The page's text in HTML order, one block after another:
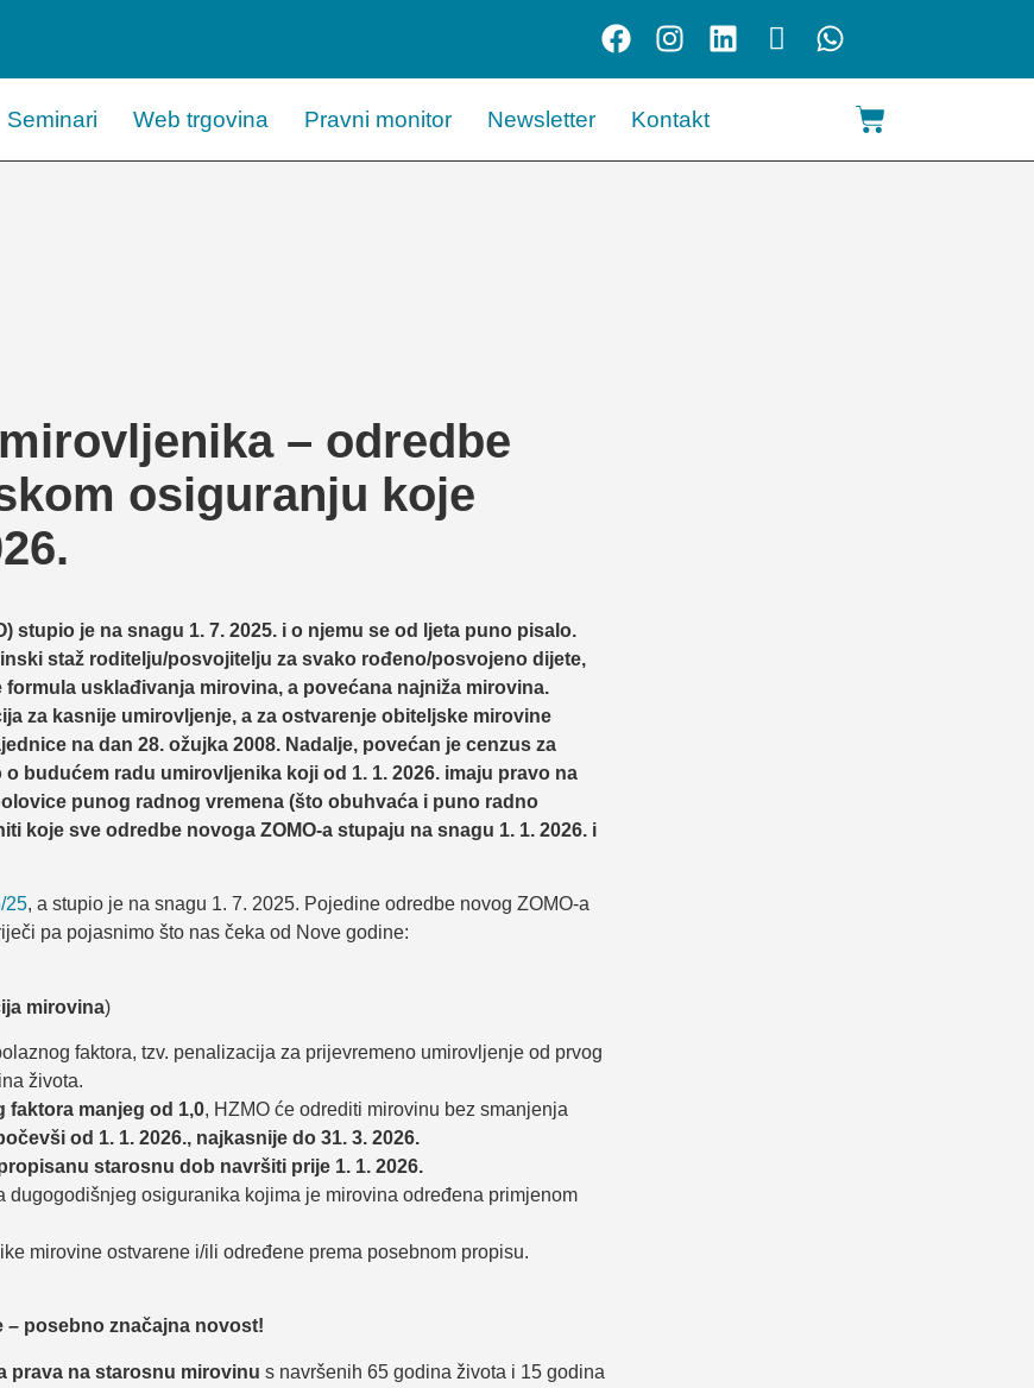
Seminari Web trgovina Pravni monitor Newsletter Kontakt
– odredbe
osiguranju koje
stupio je na snagu 1. 7. 2025. i o njemu se od ljeta puno pisalo.
staž roditelju/posvojitelju za svako rođeno/posvojeno dijete,
usklađivanja mirovina, a povećana najniža mirovina.
za kasnije umirovljenje, a za ostvarenje obiteljske mirovine
na dan 28. ožujka 2008. Nadalje, povećan je cenzus za
budućem radu umirovljenika koji od 1. 1. 2026. imaju pravo na
punog radnog vremena (što obuhvaća i puno radno
koje sve odredbe novoga ZOMO-a stupaju na snagu 1. 1. 2026. i
25, a stupio je na snagu 1. 7. 2025. Pojedine odredbe novog ZOMO-a
pa pojasnimo što nas čeka od Nove godine:
mirovina)
faktora, tzv. penalizacija za prijevremeno umirovljenje od prvog
života.
faktora manjeg od 1,0, HZMO će odrediti mirovinu bez smanjenja
od 1. 1. 2026., najkasnije do 31. 3. 2026.
starosnu dob navršiti prije 1. 1. 2026.
osiguranika kojima je mirovina određena primjenom
mirovine ostvarene i/ili određene prema posebnom propisu.
posebno značajna novost!
prava na starosnu mirovinu s navršenih 65 godina života i 15 godina